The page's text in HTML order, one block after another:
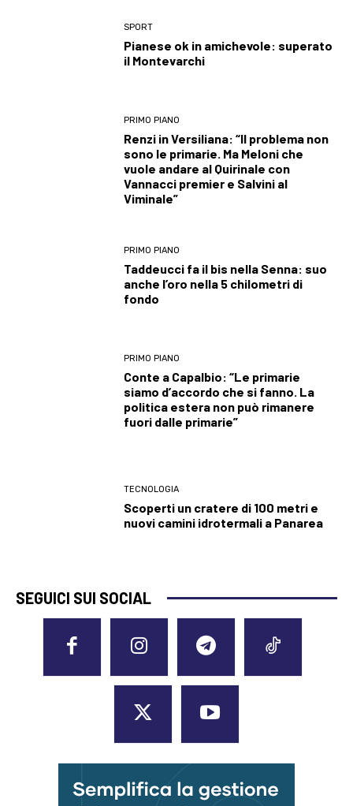
SPORT
Pianese ok in amichevole: superato
il Montevarchi
PRIMO PIANO
Renzi in Versiliana: “Il problema non
sono le primarie. Ma Meloni che
vuole andare al Quirinale con
Vannacci premier e Salvini al
Viminale”
PRIMO PIANO
Taddeucci fa il bis nella Senna: suo
anche l’oro nella 5 chilometri di
fondo
PRIMO PIANO
Conte a Capalbio: “Le primarie
siamo d’accordo che si fanno. La
politica estera non può rimanere
fuori dalle primarie”
TECNOLOGIA
Scoperti un cratere di 100 metri e
nuovi camini idrotermali a Panarea
SEGUICI SUI SOCIAL